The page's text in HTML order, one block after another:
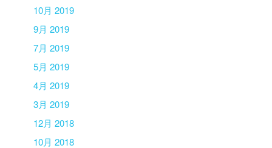
10月 2019
9月 2019
7月 2019
5月 2019
4月 2019
3月 2019
12月 2018
10月 2018